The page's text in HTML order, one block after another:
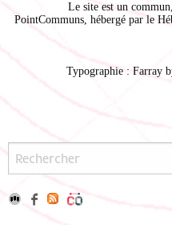
Le site est un
PointCommuns, hébergé par le
Typographie : Farray